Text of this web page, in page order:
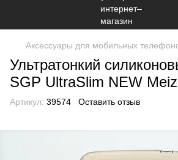
Аксессуары для мобильных
Ультратонкий
SGP UltraSlim NEW
Артикул: 39574 Оставить отзыв